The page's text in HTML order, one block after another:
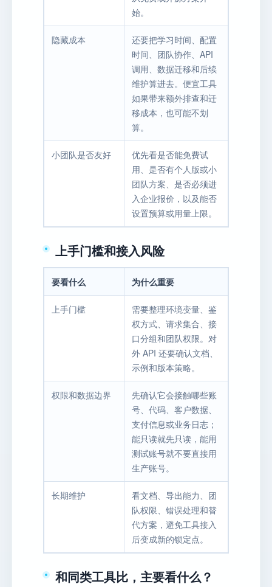
始。
隐藏成本
还要把学习时间、配置
时间、团队协作、API
调用、数据迁移和后续
维护算进去。便宜工具
如果带来额外排查和迁
移成本，也可能不划
算。
小团队是否友好
优先看是否能免费试
用、是否有个人版或小
团队方案、是否必须进
入企业报价，以及能否
设置预算或用量上限。
上手门槛和接入风险
要看什么 为什么重要
上手门槛
需要整理环境变量、鉴
权方式、请求集合、接
口分组和团队权限。对
外 API 还要确认文档、
示例和版本策略。
权限和数据边界
先确认它会接触哪些账
号、代码、客户数据、
支付信息或业务日志；
能只读就先只读，能用
测试账号就不要直接用
生产账号。
长期维护
看文档、导出能力、团
队权限、错误处理和替
代方案，避免工具接入
后变成新的锁定点。
和同类工具比，主要看什么？